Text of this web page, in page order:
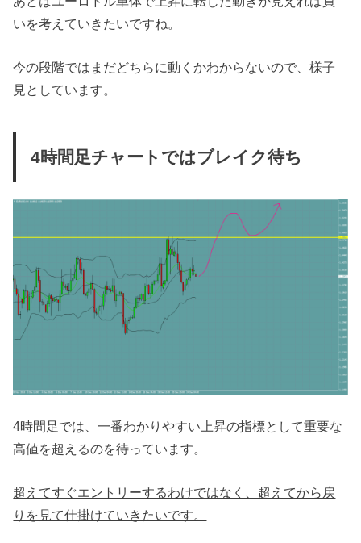
いを考えていきたいですね。
今の段階ではまだどちらに動くかわからないので、様子
見としています。
4時間足チャートではブレイク待ち
4時間足では、一番わかりやすい上昇の指標として重要な
高値を超えるのを待っています。
超えてすぐエントリーするわけではなく、超えてから戻
りを見て仕掛けていきたいです。